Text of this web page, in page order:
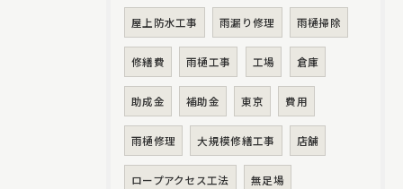
屋上防水工事 雨漏り修理 雨樋掃除
修繕費 雨樋工事 工場 倉庫
助成金 補助金 東京 費用
雨樋修理 大規模修繕工事 店舗
ロープアクセス工法 無足場